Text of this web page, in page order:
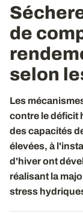
de
selon
Les
contre le déficit
des capacités
élevées, à
d'hiver ont
réalisant la
stress